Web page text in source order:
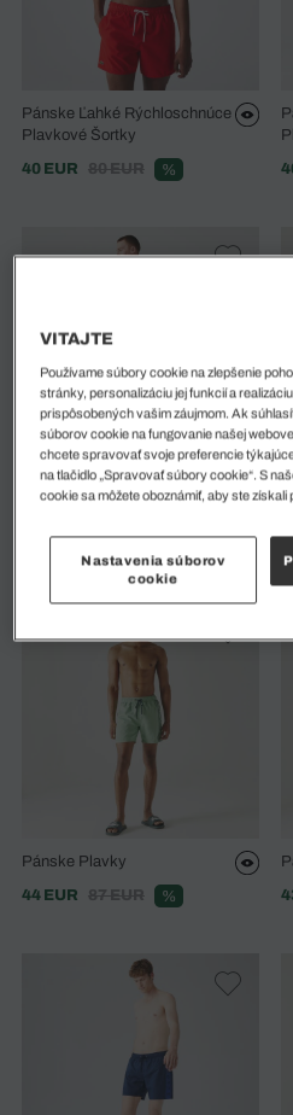
Pánske Ľahké Rýchloschnúce
Plavkové Šortky
40 EUR
80 EUR %
Pánske Ľahké Rýchloschnúce
40 EUR 80 EUR
Pánske Plavky
44 EUR
87 EUR %
VITAJTE
Používame súbory cookie na zlepšenie
stránky, personalizáciu jej funkcií a
prispôsobených vašim záujmom. Ak
súborov cookie na fungovanie našej
chcete spravovať svoje preferencie
na tlačidlo „Spravovať súbory cookie“. S
cookie sa môžete oboznámiť, aby ste získali
Nastavenia súborov
cookie